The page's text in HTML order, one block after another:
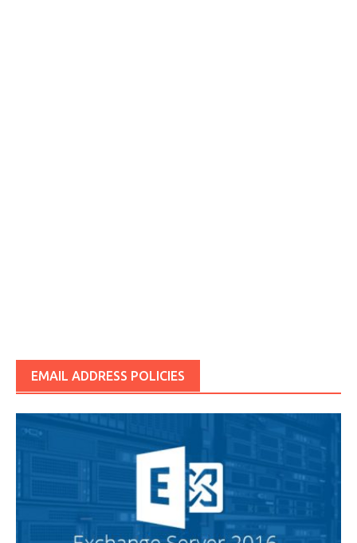
EMAIL ADDRESS POLICIES